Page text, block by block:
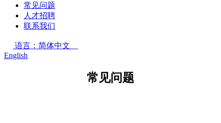
常见问题
人才招聘
联系我们
语言：简体中文
English
常见问题